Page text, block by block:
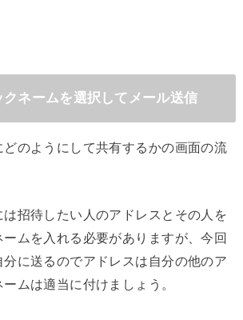
クネームを選択してメール送信
どのようにして共有するかの画面の流
招待したい人のアドレスとその人を
ムを入れる必要がありますが、今回
に送るのでアドレスは自分の他のア
ムは適当に付けましょう。